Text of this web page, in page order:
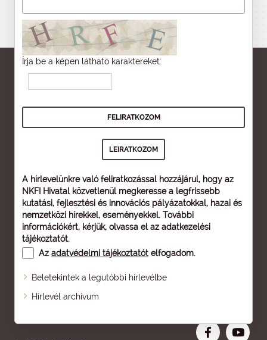
Írja be a képen látható karaktereket:
A hírlevelünkre való feliratkozással hozzájárul, hogy az
NKFI Hivatal közvetlenül megkeresse a legfrissebb
kutatási, fejlesztési és innovációs pályázatokkal, hazai és
nemzetközi hírekkel, eseményekkel. További
információkért, kérjük, olvassa el az adatkezelési
tájékoztatót.
Az adatvédelmi tájékoztatót elfogadom.
Beletekintek a legutóbbi hírlevélbe
Hírlevél archívum
Oldaltérkép